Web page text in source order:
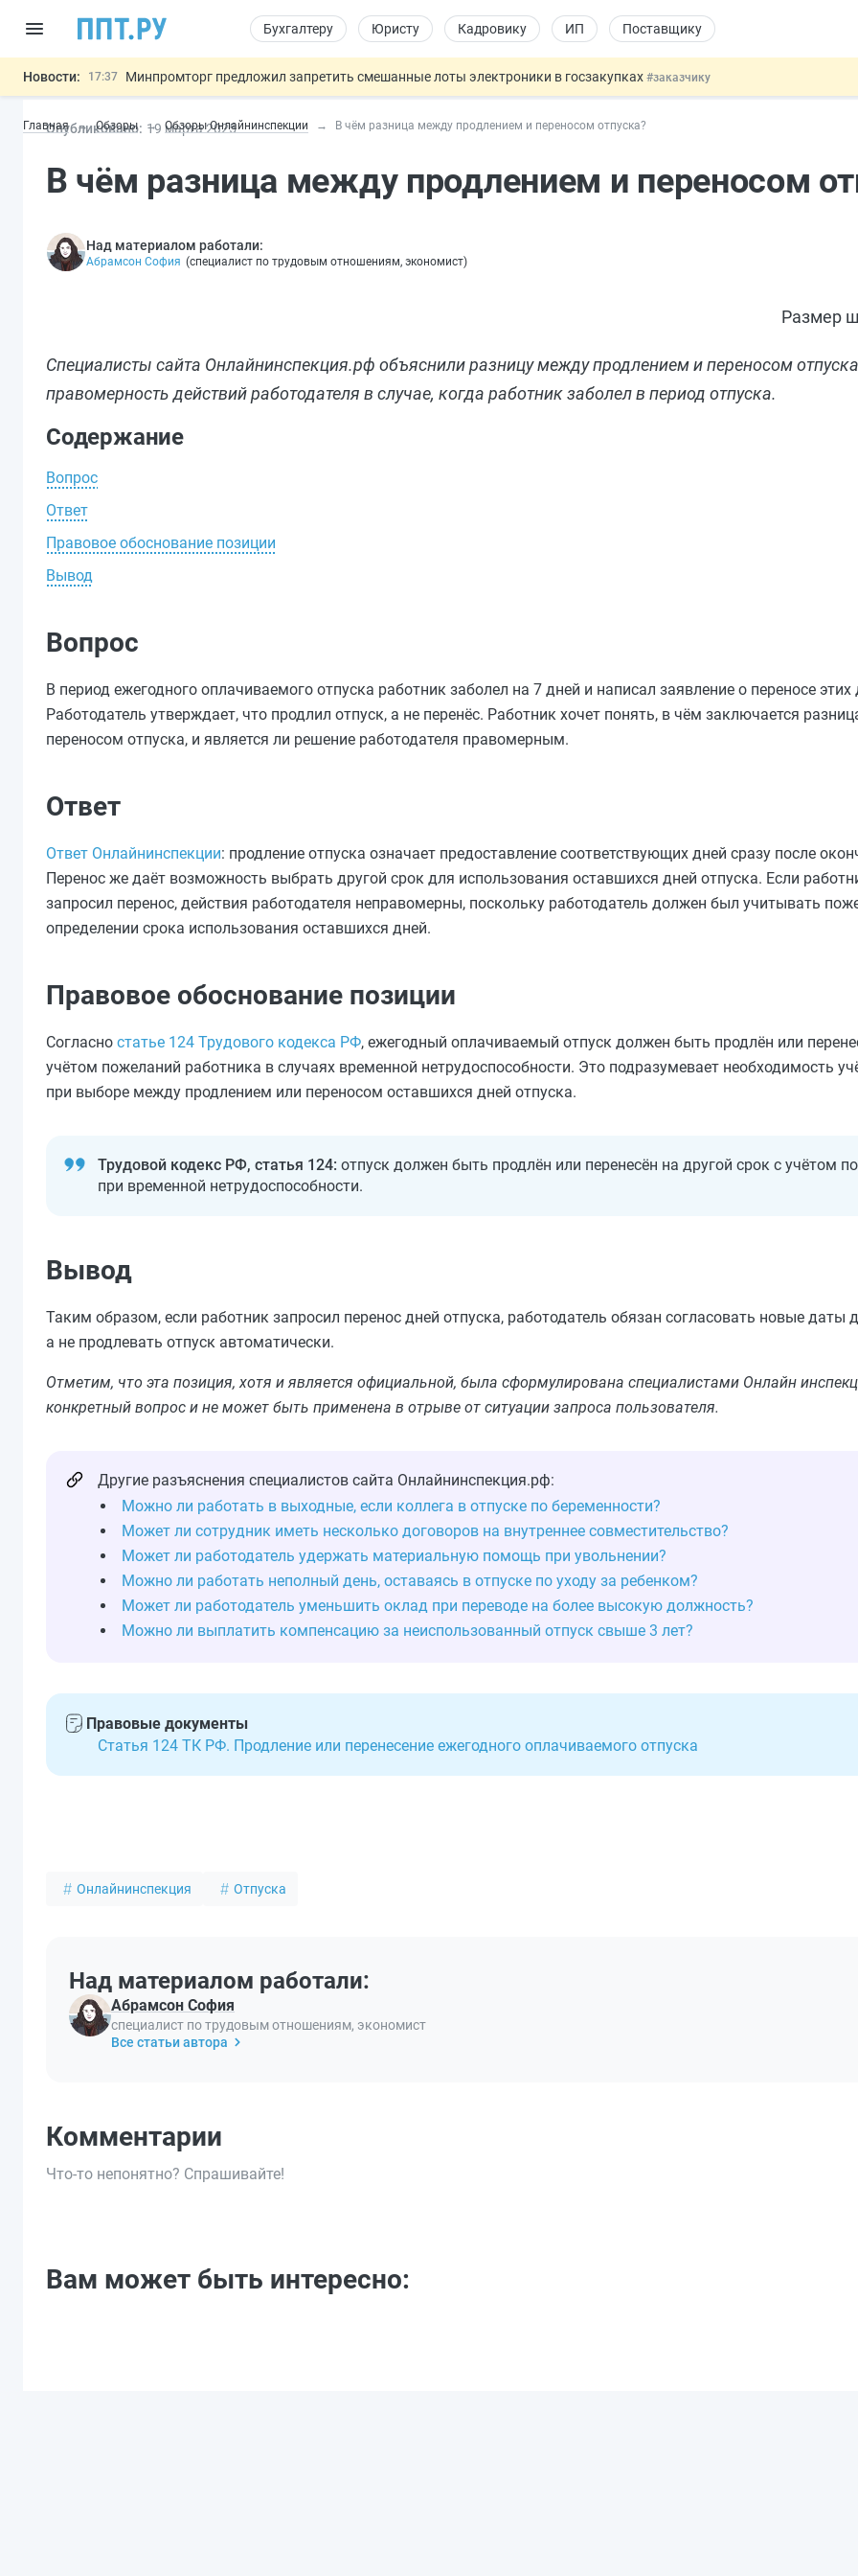
Бухгалтеру Юристу Кадровику ИП Поставщику
Новости: 17:37 Минпромторг предложил запретить смешанные лоты электроники в госзакупках #заказчику
16:30 Возврат денег за риелторские услуги при недействительных сделках: инициатива
13:48
Важно Обеспечительный платёж СПОТ могут заменить банковской гарантией #бухгалтеру
Главная Обзоры Обзоры Онлайнинспекции В чём разница между продлением и переносом отпуска?
Опубликовано: 19 марта2025
В чём разница между продлением и переносом
Над материалом работали:
Абрамсон София (специалист по трудовым отношениям, экономист)
Размер
Специалисты сайта Онлайнинспекция.рф объяснили разницу между продлением и переносом
правомерность действий работодателя в случае, когда работник заболел в период отпуска.
Содержание
Вопрос
Ответ
Правовое обоснование позиции
Вывод
Вопрос
В период ежегодного оплачиваемого отпуска работник заболел на 7 дней и написал заявление о переносе этих
Работодатель утверждает, что продлил отпуск, а не перенёс. Работник хочет понять, в чём заключается
переносом отпуска, и является ли решение работодателя правомерным.
Ответ
Ответ Онлайнинспекции: продление отпуска означает предоставление соответствующих дней сразу после
Перенос же даёт возможность выбрать другой срок для использования оставшихся дней отпуска. Если
запросил перенос, действия работодателя неправомерны, поскольку работодатель должен был учитывать
определении срока использования оставшихся дней.
Правовое обоснование позиции
Согласно статье 124 Трудового кодекса РФ, ежегодный оплачиваемый отпуск должен быть продлён или
учётом пожеланий работника в случаях временной нетрудоспособности. Это подразумевает необходимость
при выборе между продлением или переносом оставшихся дней отпуска.
Трудовой кодекс РФ, статья 124: отпуск должен быть продлён или перенесён на другой срок с учётом
при временной нетрудоспособности.
Вывод
Таким образом, если работник запросил перенос дней отпуска, работодатель обязан согласовать новые даты
а не продлевать отпуск автоматически.
Отметим, что эта позиция, хотя и является официальной, была сформулирована специалистами Онлайн
конкретный вопрос и не может быть применена в отрыве от ситуации запроса пользователя.
Другие разъяснения специалистов сайта Онлайнинспекция.рф:
Можно ли работать в выходные, если коллега в отпуске по беременности?
Может ли сотрудник иметь несколько договоров на внутреннее совместительство?
Может ли работодатель удержать материальную помощь при увольнении?
Можно ли работать неполный день, оставаясь в отпуске по уходу за ребенком?
Может ли работодатель уменьшить оклад при переводе на более высокую должность?
Можно ли выплатить компенсацию за неиспользованный отпуск свыше 3 лет?
Правовые документы
Статья 124 ТК РФ. Продление или перенесение ежегодного оплачиваемого отпуска
Онлайнинспекция Отпуска
Над материалом работали:
Абрамсон София
специалист по трудовым отношениям, экономист
Все статьи автора
Комментарии
Что-то непонятно? Спрашивайте!
Вам может быть интересно: